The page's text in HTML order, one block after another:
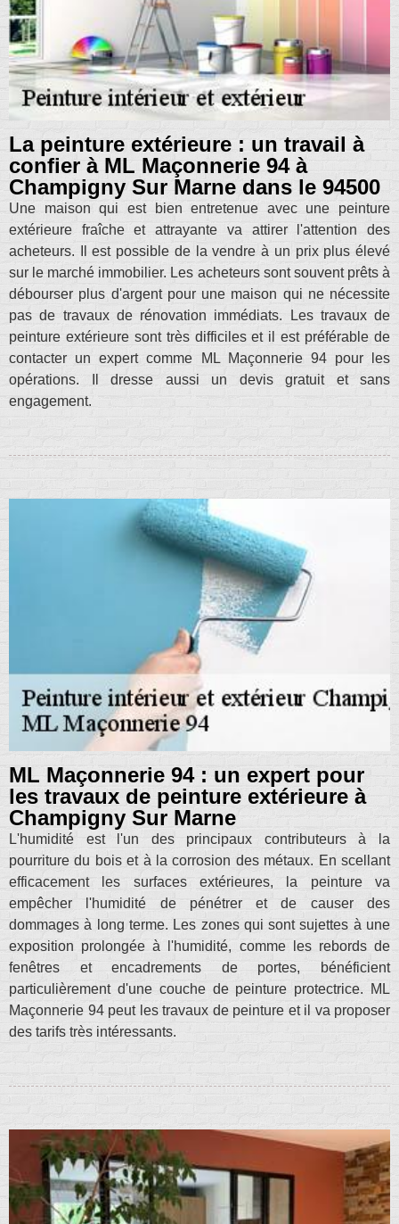
La peinture extérieure : un travail à
confier à ML Maçonnerie 94 à
Champigny Sur Marne dans le 94500
Une maison qui est bien entretenue avec une peinture
extérieure fraîche et attrayante va attirer l'attention des
acheteurs. Il est possible de la vendre à un prix plus élevé
sur le marché immobilier. Les acheteurs sont souvent prêts à
débourser plus d'argent pour une maison qui ne nécessite
pas de travaux de rénovation immédiats. Les travaux de
peinture extérieure sont très difficiles et il est préférable de
contacter un expert comme ML Maçonnerie 94 pour les
opérations. Il dresse aussi un devis gratuit et sans
engagement.
ML Maçonnerie 94 : un expert pour
les travaux de peinture extérieure à
Champigny Sur Marne
L'humidité est l'un des principaux contributeurs à la
pourriture du bois et à la corrosion des métaux. En scellant
efficacement les surfaces extérieures, la peinture va
empêcher l'humidité de pénétrer et de causer des
dommages à long terme. Les zones qui sont sujettes à une
exposition prolongée à l'humidité, comme les rebords de
fenêtres et encadrements de portes, bénéficient
particulièrement d'une couche de peinture protectrice. ML
Maçonnerie 94 peut les travaux de peinture et il va proposer
des tarifs très intéressants.